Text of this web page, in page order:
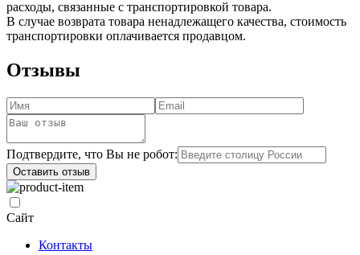
расходы, связанные с транспортировкой товара.
В случае возврата товара ненадлежащего качества, стоимость
транспортировки оплачивается продавцом.
Отзывы
Подтвердите, что Вы не робот:
Оставить отзыв
Сайт
Контакты